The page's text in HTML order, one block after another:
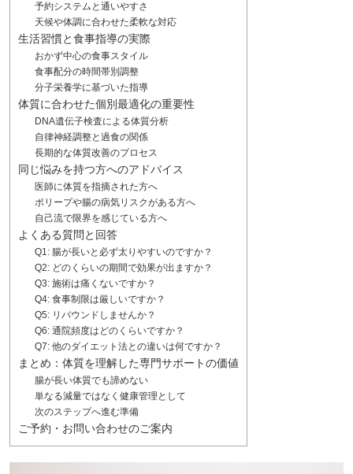
予約システムと通いやすさ
天候や体調に合わせた柔軟な対応
生活習慣と食事指導の実際
おかず中心の食事スタイル
食事配分の時間帯別調整
分子栄養学に基づいた指導
体質に合わせた個別最適化の重要性
DNA遺伝子検査による体質分析
自律神経調整と過食の関係
長期的な体質改善のプロセス
同じ悩みを持つ方へのアドバイス
医師に体質を指摘された方へ
ポリープや腸の病気リスクがある方へ
自己流で限界を感じている方へ
よくある質問と回答
Q1: 腸が長いと必ず太りやすいのですか？
Q2: どのくらいの期間で効果が出ますか？
Q3: 施術は痛くないですか？
Q4: 食事制限は厳しいですか？
Q5: リバウンドしませんか？
Q6: 通院頻度はどのくらいですか？
Q7: 他のダイエット法との違いは何ですか？
まとめ：体質を理解した専門サポートの価値
腸が長い体質でも諦めない
単なる減量ではなく健康管理として
次のステップへ進む準備
ご予約・お問い合わせのご案内